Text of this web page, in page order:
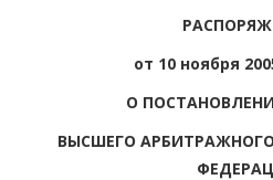
от 10 ноября
О
ВЫСШЕГО